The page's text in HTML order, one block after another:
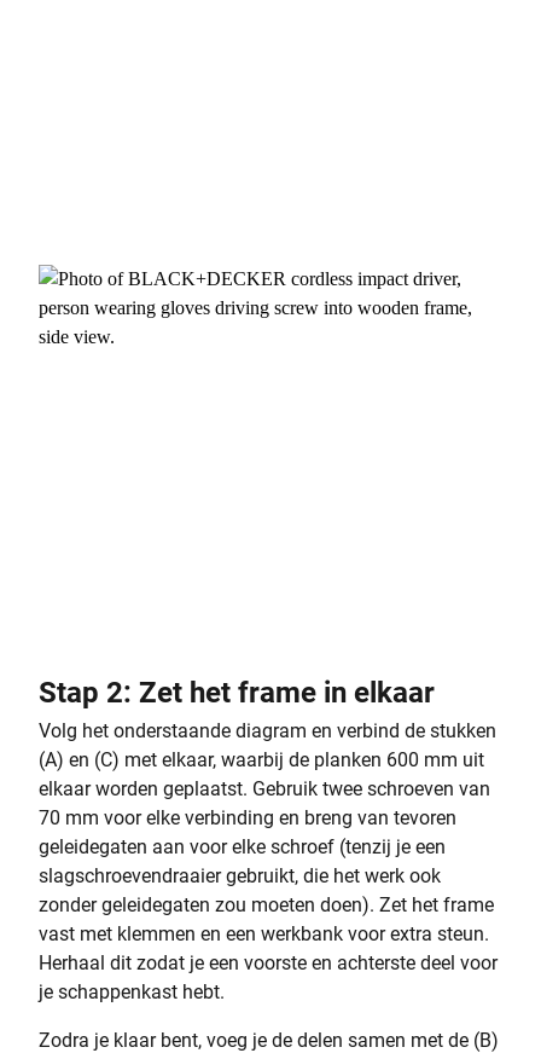
Stap 2: Zet het frame in elkaar
Volg het onderstaande diagram en verbind de stukken
(A) en (C) met elkaar, waarbij de planken 600 mm uit
elkaar worden geplaatst. Gebruik twee schroeven van
70 mm voor elke verbinding en breng van tevoren
geleidegaten aan voor elke schroef (tenzij je een
slagschroevendraaier gebruikt, die het werk ook
zonder geleidegaten zou moeten doen). Zet het frame
vast met klemmen en een werkbank voor extra steun.
Herhaal dit zodat je een voorste en achterste deel voor
je schappenkast hebt.
Zodra je klaar bent, voeg je de delen samen met de (B)